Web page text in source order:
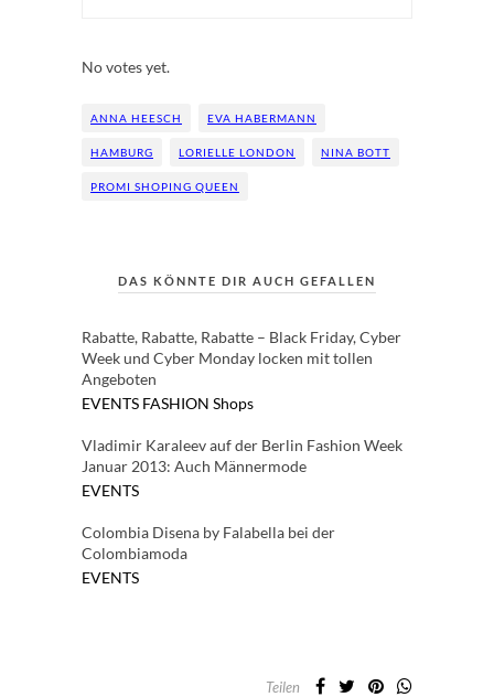
No votes yet.
ANNA HEESCH EVA HABERMANN
HAMBURG LORIELLE LONDON NINA BOTT
PROMI SHOPING QUEEN
DAS KÖNNTE DIR AUCH GEFALLEN
Rabatte, Rabatte, Rabatte – Black Friday, Cyber
Week und Cyber Monday locken mit tollen
Angeboten
EVENTS FASHION Shops
Vladimir Karaleev auf der Berlin Fashion Week
Januar 2013: Auch Männermode
EVENTS
Colombia Disena by Falabella bei der
Colombiamoda
EVENTS
Teilen